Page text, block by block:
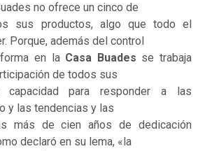
no ofrece un cinco de
sus productos, algo que todo el
Porque, además del control
en la Casa Buades se trabaja
de todos sus
capacidad para responder a las
y las tendencias y las
más de cien años de dedicación
declaró en su lema, «la